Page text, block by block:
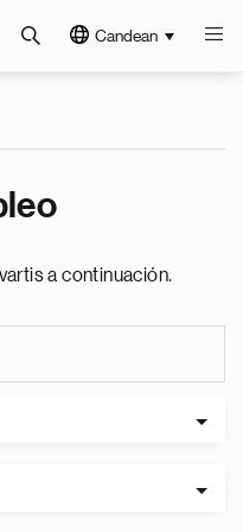
Candean
a continuación.